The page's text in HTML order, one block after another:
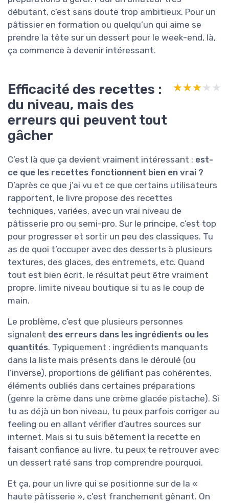
débutant, c’est sans doute trop ambitieux. Pour un
pâtissier en formation ou quelqu’un qui aime se
prendre la tête sur un dessert pour le week-end, là,
ça commence à devenir intéressant.
Efficacité des recettes :
du niveau, mais des
erreurs qui peuvent tout
gâcher
★★★★★
★★★★★
C’est là que ça devient vraiment intéressant : est-
ce que les recettes fonctionnent bien en vrai ?
D’après ce que j’ai vu et ce que certains utilisateurs
rapportent, le livre propose des recettes
techniques, variées, avec un vrai niveau de
pâtisserie pro ou semi-pro. Sur le principe, c’est top
pour progresser et sortir un peu des classiques. Tu
as de quoi t’occuper avec des desserts à plusieurs
textures, des glaces, des entremets, etc. Quand
tout est bien écrit, le résultat peut être vraiment
propre, limite niveau boutique si tu as le coup de
main.
Le problème, c’est que plusieurs personnes
signalent des erreurs dans les ingrédients ou les
quantités. Typiquement : ingrédients manquants
dans la liste mais présents dans le déroulé (ou
l’inverse), proportions de gélifiant pas cohérentes,
éléments oubliés dans certaines préparations
(genre la crème dans une crème glacée pistache). Si
tu as déjà un bon niveau, tu peux parfois corriger au
feeling ou en allant vérifier d’autres sources sur
internet. Mais si tu suis bêtement la recette en
faisant confiance au livre, tu peux te retrouver avec
un dessert raté sans trop comprendre pourquoi.
Et ça, pour un livre qui se positionne sur de la «
haute pâtisserie », c’est franchement gênant. On